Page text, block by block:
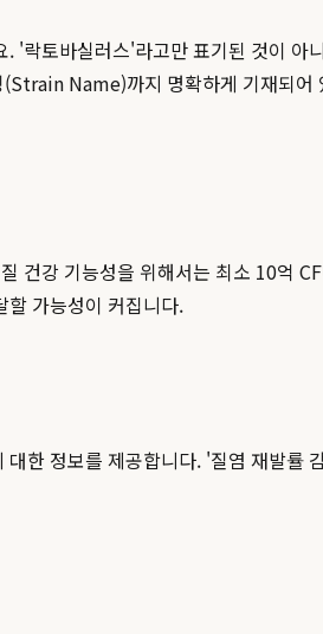
락토바실러스'라고만 표기된 것이 아
Name)까지 명확하게 기재되어
강 기능성을 위해서는 최소 10억
할 가능성이 커집니다.
한 정보를 제공합니다. '질염 재발